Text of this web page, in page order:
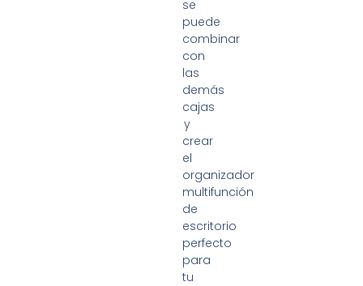
se
puede
combinar
con
las
demás
cajas
y
crear
el
organizador
multifunción
de
escritorio
perfecto
para
tu